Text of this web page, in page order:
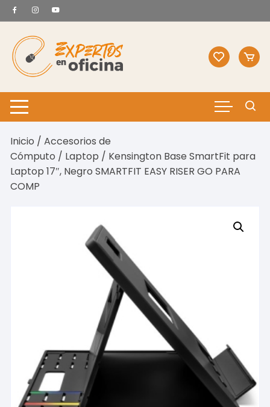
Saltar
al
contenido
Inicio /Accesorios de
Cómputo / Laptop / Kensington Base SmartFit para
Laptop 17″, Negro SMARTFIT EASY RISER GO PARA
COMP